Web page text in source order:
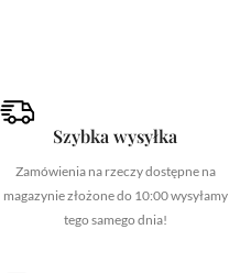
Szybka wysyłka
Zamówienia na rzeczy dostępne na
magazynie złożone do 10:00 wysyłamy
tego samego dnia!